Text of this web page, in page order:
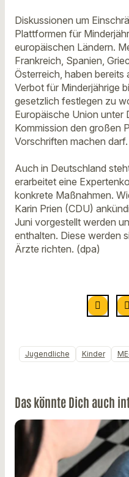
Diskussionen um
Plattformen für
europäischen Ländern.
Frankreich, Spanien,
Österreich, haben
Verbot für Minderjährige
gesetzlich festlegen zu
Europäische Union unter
Kommission den großen
Vorschriften machen darf.
Auch in Deutschland
erarbeitet eine
konkrete Maßnahmen.
Karin Prien (CDU)
Juni vorgestellt werden
enthalten. Diese werden
Ärzte richten. (dpa)
Jugendliche Kinder
Das könnte Dich auch